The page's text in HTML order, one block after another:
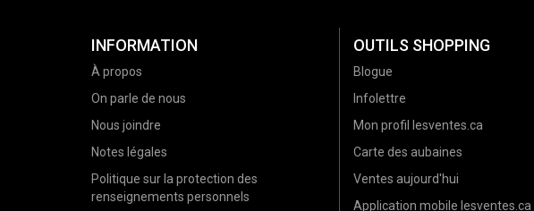
INFORMATION
À propos
On parle de nous
Nous joindre
Notes légales
Politique sur la protection des
renseignements personnels
OUTILS SHOPPING
Blogue
Infolettre
Mon profil lesventes.ca
Carte des aubaines
Ventes aujourd'hui
Application mobile lesventes.ca